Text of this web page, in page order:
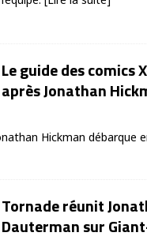
Le guide des comics
après Jonathan
Hickman débarque
Tornade réunit
Dauterman sur